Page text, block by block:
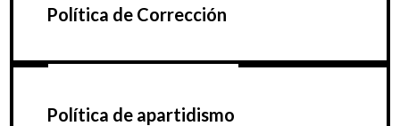
Política de Corrección
Política de apartidismo